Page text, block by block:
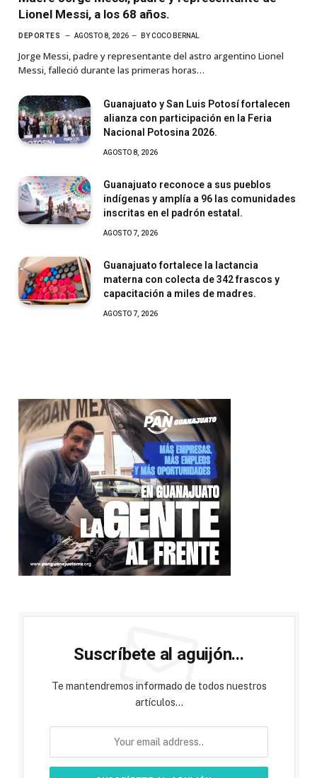
Lionel Messi, a los 68 años.
DEPORTES AGOSTO 8, 2026 BYCOCO BERNAL
Jorge Messi, padre y representante del astro argentino Lionel
Messi, falleció durante las primeras horas…
Guanajuato y San Luis Potosí fortalecen
alianza con participación en la Feria
Nacional Potosina 2026.
AGOSTO 8, 2026
Guanajuato reconoce a sus pueblos
indígenas y amplía a 96 las comunidades
inscritas en el padrón estatal.
AGOSTO 7, 2026
Guanajuato fortalece la lactancia
materna con colecta de 342 frascos y
capacitación a miles de madres.
AGOSTO 7, 2026
Suscríbete al aguijón...
Te mantendremos informado de todos nuestros
artículos...